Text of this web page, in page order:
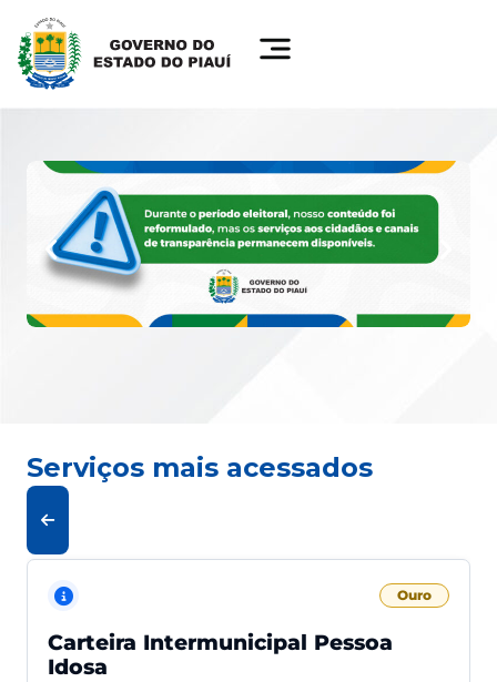
Serviços mais acessados
Ouro
Carteira Intermunicipal Pessoa
Idosa